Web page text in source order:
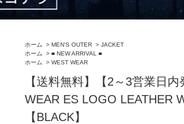
ホーム > MEN'S OUTER > JACKET
ホーム
> ■ NEW ARRIVAL ■
ホーム
> WEST WEAR
【送料無料】【2～3営業日
WEAR ES LOGO LEATHER
【BLACK】